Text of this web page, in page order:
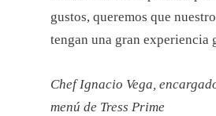
gustos, queremos que
tengan una gran experiencia
Chef Ignacio Vega,
menú de Tress Prime